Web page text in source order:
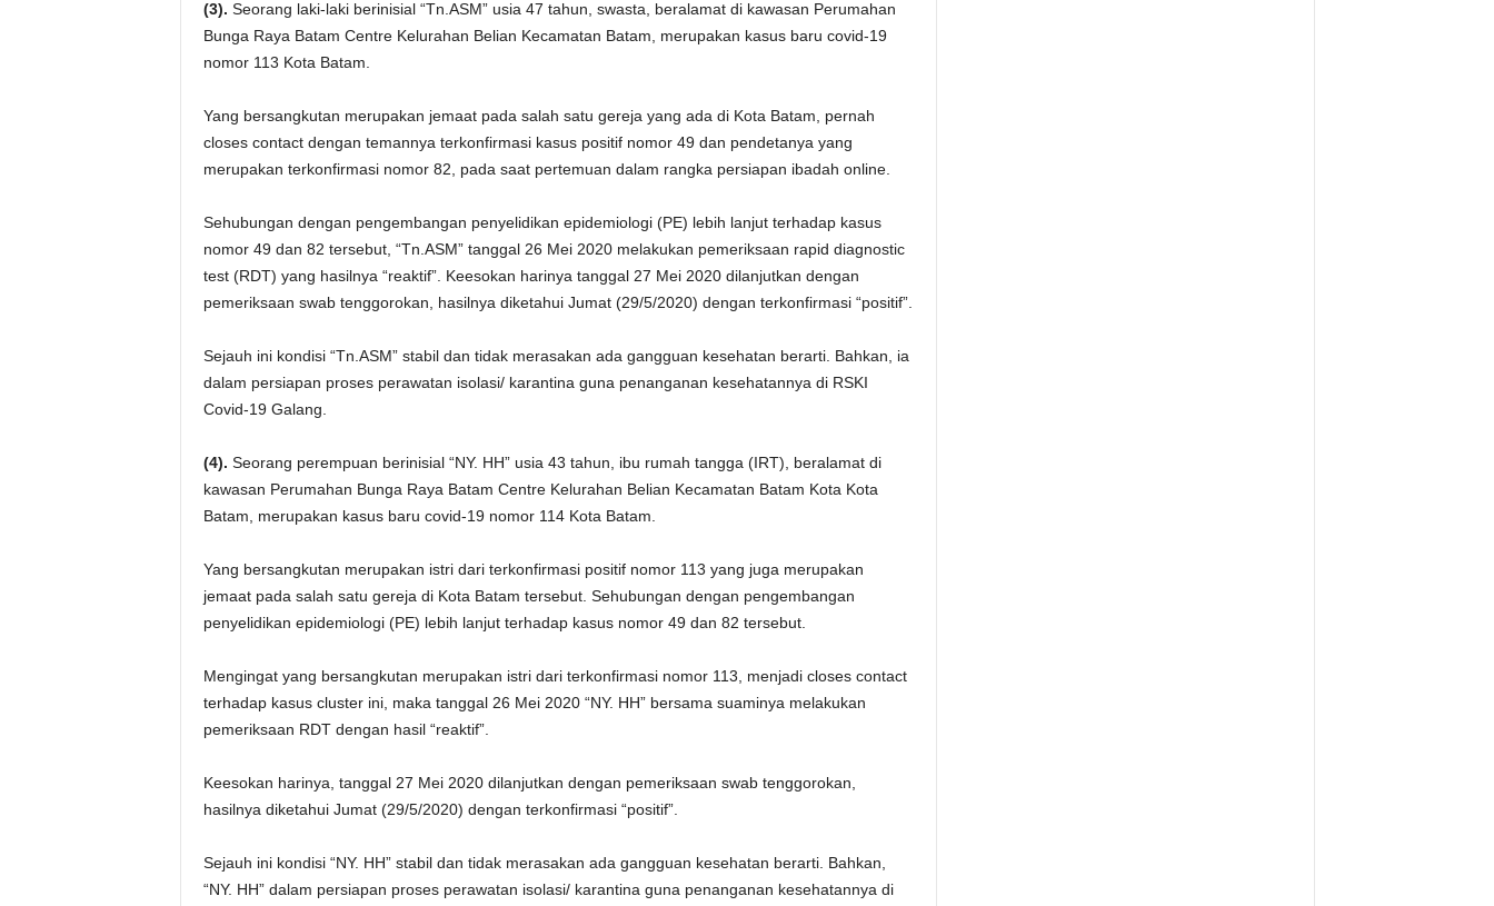
(3). Seorang laki-laki berinisial “Tn.ASM” usia 47 tahun, swasta, beralamat di kawasan Perumahan
Bunga Raya Batam Centre Kelurahan Belian Kecamatan Batam, merupakan kasus baru covid-19
nomor 113 Kota Batam.
Yang bersangkutan merupakan jemaat pada salah satu gereja yang ada di Kota Batam, pernah
closes contact dengan temannya terkonfirmasi kasus positif nomor 49 dan pendetanya yang
merupakan terkonfirmasi nomor 82, pada saat pertemuan dalam rangka persiapan ibadah online.
Sehubungan dengan pengembangan penyelidikan epidemiologi (PE) lebih lanjut terhadap kasus
nomor 49 dan 82 tersebut, “Tn.ASM” tanggal 26 Mei 2020 melakukan pemeriksaan rapid diagnostic
test (RDT) yang hasilnya “reaktif”. Keesokan harinya tanggal 27 Mei 2020 dilanjutkan dengan
pemeriksaan swab tenggorokan, hasilnya diketahui Jumat (29/5/2020) dengan terkonfirmasi “positif”.
Sejauh ini kondisi “Tn.ASM” stabil dan tidak merasakan ada gangguan kesehatan berarti. Bahkan, ia
dalam persiapan proses perawatan isolasi/ karantina guna penanganan kesehatannya di RSKI
Covid-19 Galang.
(4). Seorang perempuan berinisial “NY. HH” usia 43 tahun, ibu rumah tangga (IRT), beralamat di
kawasan Perumahan Bunga Raya Batam Centre Kelurahan Belian Kecamatan Batam Kota Kota
Batam, merupakan kasus baru covid-19 nomor 114 Kota Batam.
Yang bersangkutan merupakan istri dari terkonfirmasi positif nomor 113 yang juga merupakan
jemaat pada salah satu gereja di Kota Batam tersebut. Sehubungan dengan pengembangan
penyelidikan epidemiologi (PE) lebih lanjut terhadap kasus nomor 49 dan 82 tersebut.
Mengingat yang bersangkutan merupakan istri dari terkonfirmasi nomor 113, menjadi closes contact
terhadap kasus cluster ini, maka tanggal 26 Mei 2020 “NY. HH” bersama suaminya melakukan
pemeriksaan RDT dengan hasil “reaktif”.
Keesokan harinya, tanggal 27 Mei 2020 dilanjutkan dengan pemeriksaan swab tenggorokan,
hasilnya diketahui Jumat (29/5/2020) dengan terkonfirmasi “positif”.
Sejauh ini kondisi “NY. HH” stabil dan tidak merasakan ada gangguan kesehatan berarti. Bahkan,
“NY. HH” dalam persiapan proses perawatan isolasi/ karantina guna penanganan kesehatannya di